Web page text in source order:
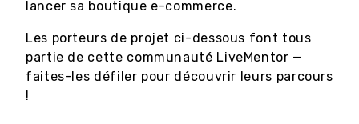
lancer sa boutique e-commerce.
Les porteurs de projet ci-dessous font tous
partie de cette communauté LiveMentor —
faites-les défiler pour découvrir leurs parcours
!